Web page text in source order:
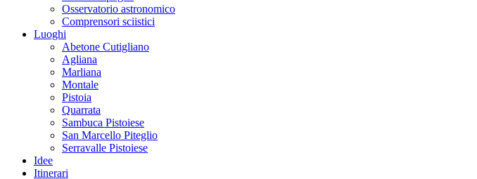
Osservatorio astronomico
Comprensori sciistici
Luoghi
Abetone Cutigliano
Agliana
Marliana
Montale
Pistoia
Quarrata
Sambuca Pistoiese
San Marcello Piteglio
Serravalle Pistoiese
Idee
Itinerari